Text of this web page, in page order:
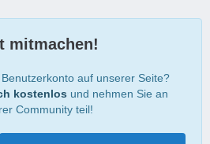
mitmachen!
auf unserer Seite?
kostenlos und nehmen Sie an
Community teil!